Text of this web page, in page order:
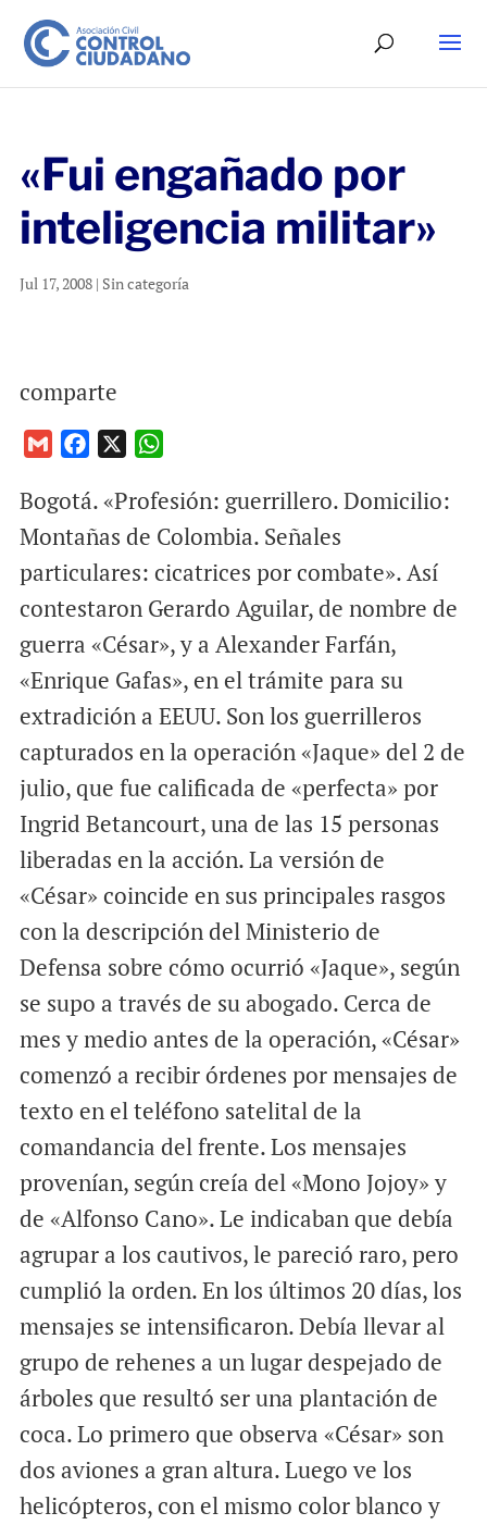
«Fui engañado por
inteligencia militar»
Jul 17, 2008| Sin categoría
comparte
a
i
c
e
o
o
k
a
t
A
p
p
Bogotá. «Profesión: guerrillero. Domicilio:
Montañas de Colombia. Señales
particulares: cicatrices por combate». Así
contestaron Gerardo Aguilar, de nombre de
guerra «César», y a Alexander Farfán,
«Enrique Gafas», en el trámite para su
extradición a EEUU. Son los guerrilleros
capturados en la operación «Jaque» del 2 de
julio, que fue calificada de «perfecta» por
Ingrid Betancourt, una de las 15 personas
liberadas en la acción. La versión de
«César» coincide en sus principales rasgos
con la descripción del Ministerio de
Defensa sobre cómo ocurrió «Jaque», según
se supo a través de su abogado. Cerca de
mes y medio antes de la operación, «César»
comenzó a recibir órdenes por mensajes de
texto en el teléfono satelital de la
comandancia del frente. Los mensajes
provenían, según creía del «Mono Jojoy» y
de «Alfonso Cano». Le indicaban que debía
agrupar a los cautivos, le pareció raro, pero
cumplió la orden. En los últimos 20 días, los
mensajes se intensificaron. Debía llevar al
grupo de rehenes a un lugar despejado de
árboles que resultó ser una plantación de
coca. Lo primero que observa «César» son
dos aviones a gran altura. Luego ve los
helicópteros, con el mismo color blanco y